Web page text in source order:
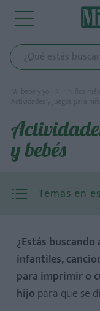
Mi bebé y yo
Niños
Actividades y juegos para
y bebés
Temas en
Canciones para
Canciones de
¿Estás
infantiles,
para imprimir o
hijo para que se